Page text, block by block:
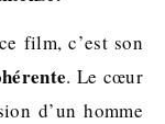
film, c’est son
. Le cœur
d’un homme